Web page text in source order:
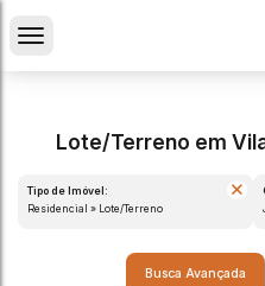
Lote/Terreno em
Tipo de Imóvel:
Residencial » Lote/Terreno
Busca Avançada